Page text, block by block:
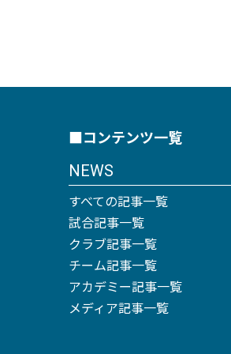
■コンテンツ一覧
NEWS
すべての記事一覧
試合記事一覧
クラブ記事一覧
チーム記事一覧
アカデミー記事一覧
メディア記事一覧